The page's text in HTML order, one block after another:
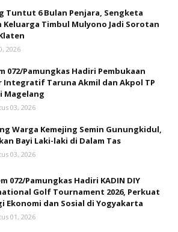
Tuntut 6 Bulan Penjara, Sengketa
Keluarga Timbul Mulyono Jadi Sorotan
2026
072/Pamungkas Hadiri Pembukaan
Integratif Taruna Akmil dan Akpol TP
Magelang
03, 2026
Warga Kemejing Semin Gunungkidul,
Bayi Laki-laki di Dalam Tas
03, 2026
072/Pamungkas Hadiri KADIN DIY
Golf Tournament 2026, Perkuat
Ekonomi dan Sosial di Yogyakarta
01, 2026